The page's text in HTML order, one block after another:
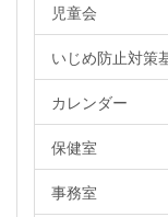
児童会
いじめ防止対策
カレンダー
保健室
事務室